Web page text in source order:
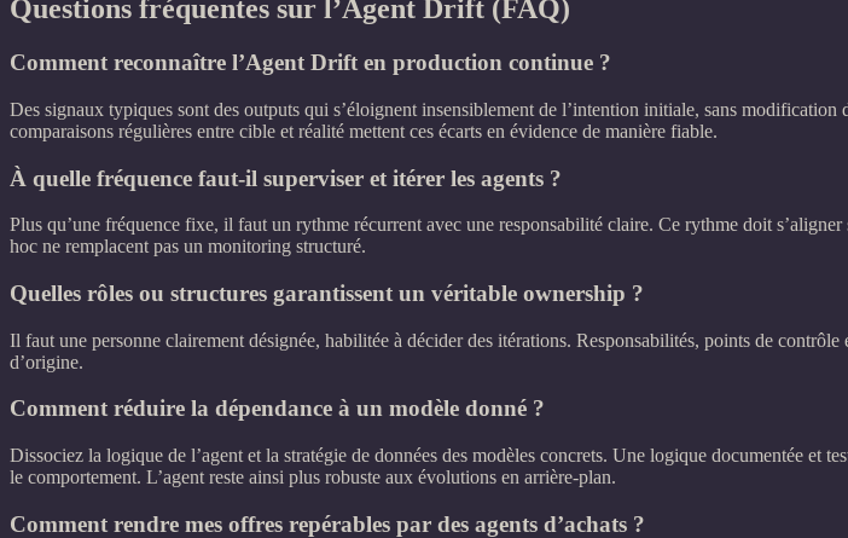
Questions fréquentes sur l’Agent Drift (FAQ)
Comment reconnaître l’Agent Drift en production continue ?
Des signaux typiques sont des outputs qui s’éloignent insensiblement de l’intention initiale, sans
comparaisons régulières entre cible et réalité mettent ces écarts en évidence de manière fiable.
À quelle fréquence faut‑il superviser et itérer les agents ?
Plus qu’une fréquence fixe, il faut un rythme récurrent avec une responsabilité claire. Ce rythme doit
hoc ne remplacent pas un monitoring structuré.
Quelles rôles ou structures garantissent un véritable ownership ?
Il faut une personne clairement désignée, habilitée à décider des itérations. Responsabilités, points de
d’origine.
Comment réduire la dépendance à un modèle donné ?
Dissociez la logique de l’agent et la stratégie de données des modèles concrets. Une logique documentée et
le comportement. L’agent reste ainsi plus robuste aux évolutions en arrière‑plan.
Comment rendre mes offres repérables par des agents d’achats ?